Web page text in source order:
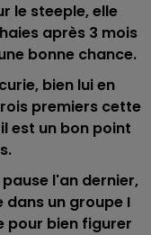
le steeple, elle
après 3 mois
bonne chance.
bien lui en
premiers cette
est un bon point
l'an dernier,
un groupe I
pour bien figurer